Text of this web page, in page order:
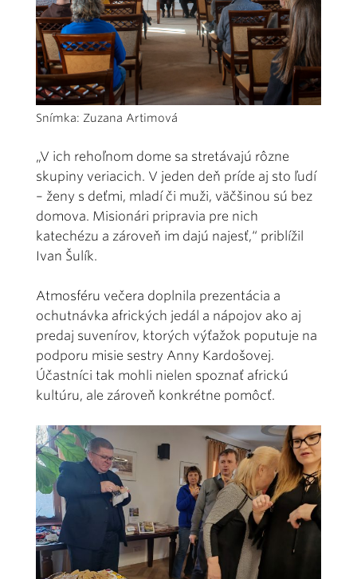
Snímka: Zuzana Artimová
„V ich rehoľnom dome sa stretávajú rôzne
skupiny veriacich. V jeden deň príde aj sto ľudí
– ženy s deťmi, mladí či muži, väčšinou sú bez
domova. Misionári pripravia pre nich
katechézu a zároveň im dajú najesť,“ priblížil
Ivan Šulík.
Atmosféru večera doplnila prezentácia a
ochutnávka afrických jedál a nápojov ako aj
predaj suvenírov, ktorých výťažok poputuje na
podporu misie sestry Anny Kardošovej.
Účastníci tak mohli nielen spoznať africkú
kultúru, ale zároveň konkrétne pomôcť.